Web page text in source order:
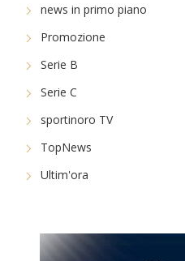
news in primo piano
Promozione
Serie B
Serie C
sportinoro TV
TopNews
Ultim'ora